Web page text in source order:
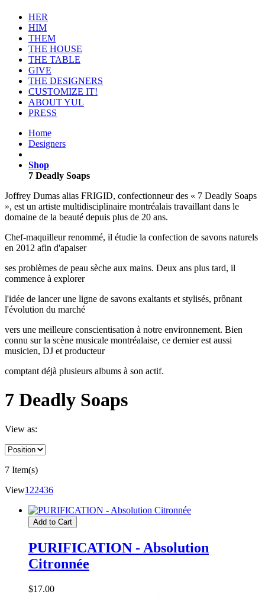
HER
HIM
THEM
THE HOUSE
THE TABLE
GIVE
THE DESIGNERS
CUSTOMIZE IT!
ABOUT YUL
PRESS
Home
Designers
Shop
7 Deadly Soaps
Joffrey Dumas alias FRIGID, confectionneur des « 7 Deadly Soaps
», est un artiste multidisciplinaire montréalais travaillant dans le
domaine de la beauté depuis plus de 20 ans.
Chef-maquilleur renommé, il étudie la confection de savons naturels
en 2012 afin d'apaiser
ses problèmes de peau sèche aux mains. Deux ans plus tard, il
commence à explorer
l'idée de lancer une ligne de savons exaltants et stylisés, prônant
l'évolution du marché
vers une meilleure conscientisation à notre environnement. Bien
connu sur la scène musicale montréalaise, ce dernier est aussi
musicien, DJ et producteur
comptant déjà plusieurs albums à son actif.
7 Deadly Soaps
View as:
7 Item(s)
View122436
Add to Cart
PURIFICATION - Absolution
Citronnée
$17.00